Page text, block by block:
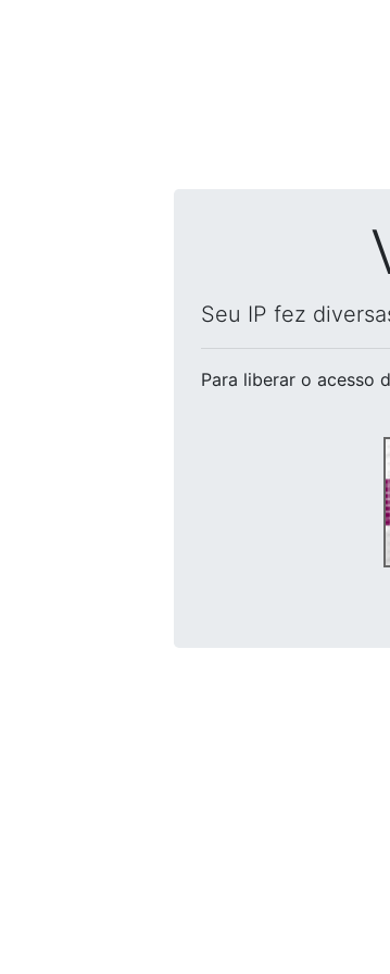
Seu IP fez
Para liberar o acesso